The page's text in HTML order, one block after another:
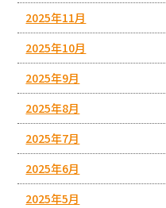
2025年11月
2025年10月
2025年9月
2025年8月
2025年7月
2025年6月
2025年5月